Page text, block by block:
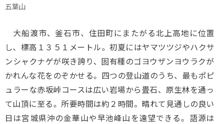
五葉山
大船渡市、釜石市、住田町にまたがる北上高地に位置
し、標高１３５１メートル。初夏にはヤマツツジやハクサ
ンシャクナゲが咲き誇り、固有種のゴヨウザンヨウラクが
かれんな花をのぞかせる。四つの登山道のうち、最もポピ
ュラーな赤坂峠コースは広い岩場から畳石、原生林を通っ
て山頂に至る。所要時間は約２時間。晴れて見通しの良い
日は宮城県沖の金華山や早池峰山を遠望できる。語源は